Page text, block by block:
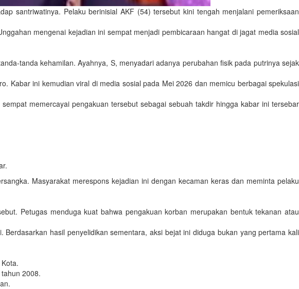
santriwatinya. Pelaku berinisial AKF (54) tersebut kini tengah menjalani pemeriksaan
mengenai kejadian ini sempat menjadi pembicaraan hangat di jagat media sosial
tanda kehamilan. Ayahnya, S, menyadari adanya perubahan fisik pada putrinya sejak
Kabar ini kemudian viral di media sosial pada Mei 2026 dan memicu berbagai spekulasi
memercayai pengakuan tersebut sebagai sebuah takdir hingga kabar ini tersebar
Masyarakat merespons kejadian ini dengan kecaman keras dan meminta pelaku
Petugas menduga kuat bahwa pengakuan korban merupakan bentuk tekanan atau
hasil penyelidikan sementara, aksi bejat ini diduga bukan yang pertama kali
2008.